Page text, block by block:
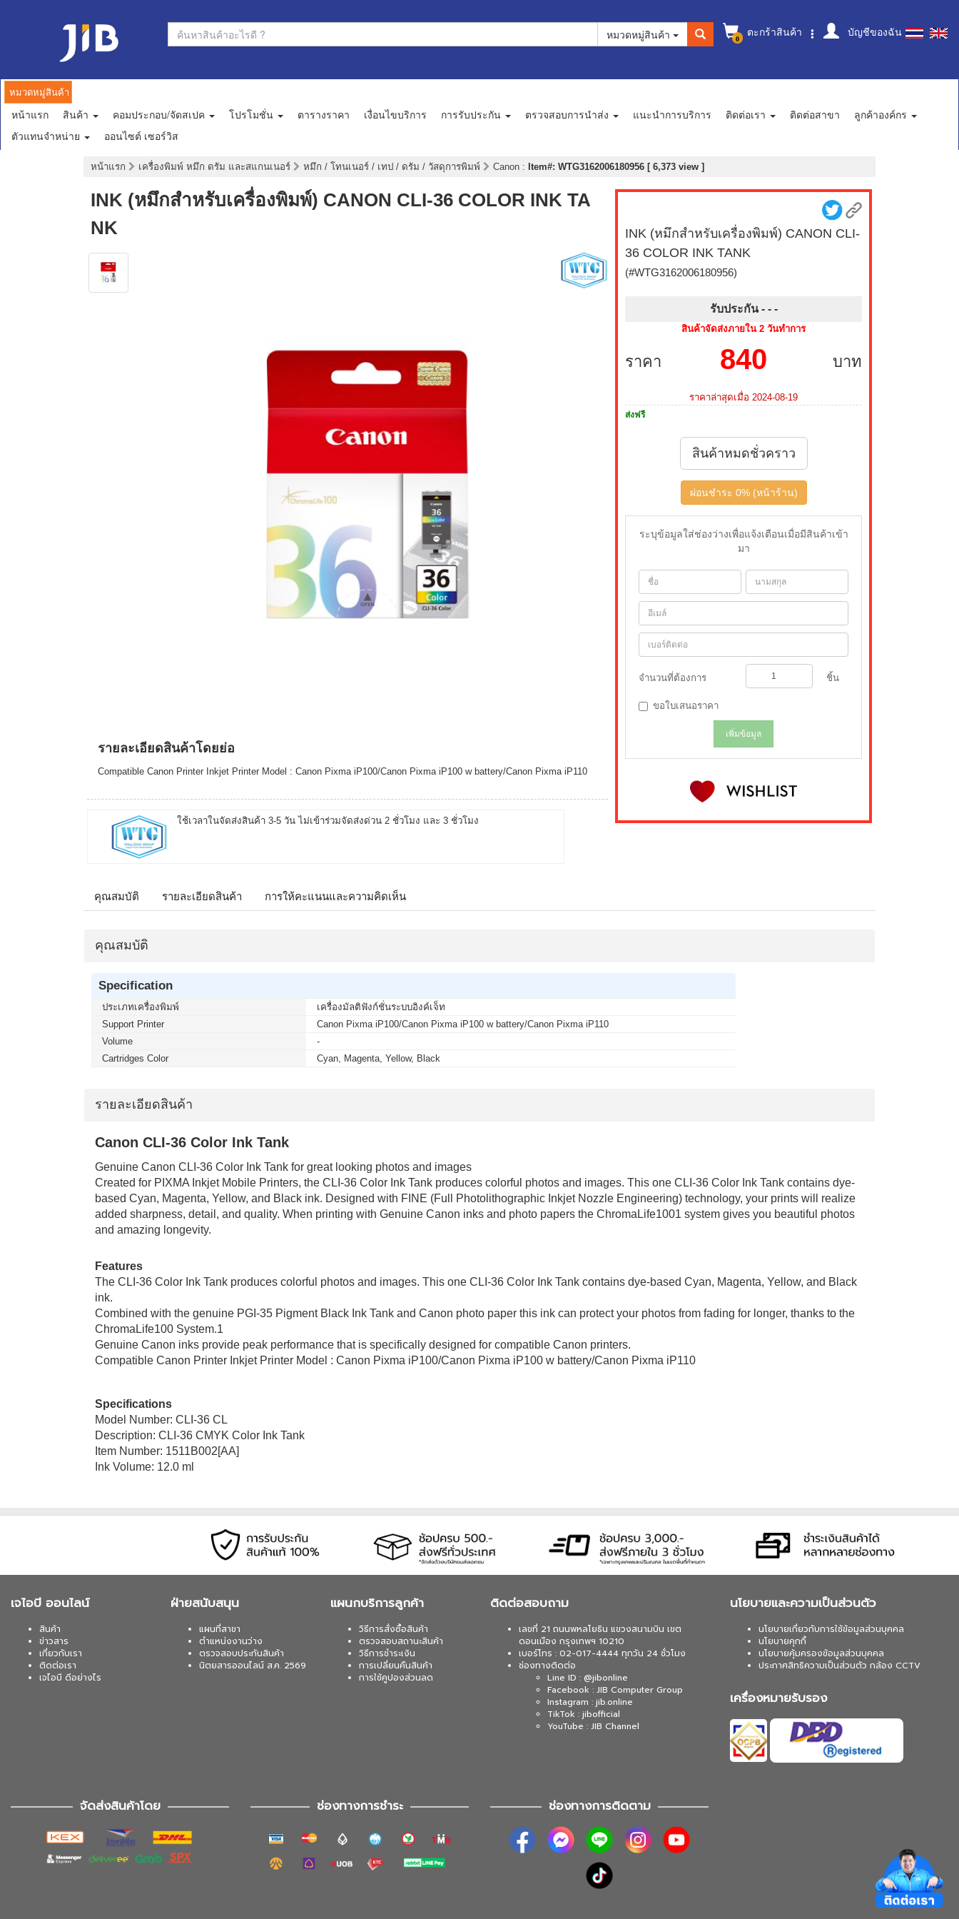
0 ตะกร้าสินค้า บัญชีของฉัน
หมวดหมู่สินค้า
หมวดหมู่สินค้า
หน้าแรก สินค้า คอมประกอบ/จัดสเปค โปรโมชั่น ตารางราคา เงื่อนไขบริการ การรับประกัน ตรวจสอบการนำส่ง แนะนำการบริการ ติดต่อเรา ติดต่อสาขา
ลูกค้าองค์กร
ตัวแทนจำหน่าย
ออนไซต์ เซอร์วิส
หน้าแรก เครื่องพิมพ์ หมึก ดรัม และสแกนเนอร์ หมึก / โทนเนอร์ / เทป / ดรัม / วัสดุการพิมพ์ Canon : Item#: WTG3162006180956 [ 6,373 view ]
INK (หมึกสำหรับเครื่องพิมพ์) CANON CLI-36 COLOR INK TA
NK
รายละเอียดสินค้าโดยย่อ
Compatible Canon Printer Inkjet Printer Model : Canon Pixma iP100/Canon Pixma iP100 w battery/Canon Pixma iP110
ใช้เวลาในจัดส่งสินค้า 3-5 วัน ไม่เข้าร่วมจัดส่งด่วน 2 ชั่วโมง และ 3 ชั่วโมง
INK (หมึกสำหรับเครื่องพิมพ์) CANON CLI-
36 COLOR INK TANK
(#WTG3162006180956)
รับประกัน - - -
สินค้าจัดส่งภายใน 2 วันทำการ
ราคา บาท
840
ราคาล่าสุดเมื่อ 2024-08-19
ส่งฟรี
สินค้าหมดชั่วคราว
ผ่อนชำระ 0% (หน้าร้าน)
ระบุข้อมูลใส่ช่องว่างเพื่อแจ้งเตือนเมื่อมีสินค้าเข้า
มา
จำนวนที่ต้องการ ชิ้น
ขอใบเสนอราคา
เพิ่มข้อมูล
คุณสมบัติ รายละเอียดสินค้า การให้คะแนนและความคิดเห็น
คุณสมบัติ
Specification
ประเภทเครื่องพิมพ์
เครื่องมัลติฟังก์ชั่นระบบอิงค์เจ็ท
Support Printer
Canon Pixma iP100/Canon Pixma iP100 w battery/Canon Pixma iP110
Volume
-
Cartridges Color
Cyan, Magenta, Yellow, Black
รายละเอียดสินค้า
Canon CLI-36 Color Ink Tank
Genuine Canon CLI-36 Color Ink Tank for great looking photos and images
Created for PIXMA Inkjet Mobile Printers, the CLI-36 Color Ink Tank produces colorful photos and images. This one CLI-36 Color Ink Tank contains dye-
based Cyan, Magenta, Yellow, and Black ink. Designed with FINE (Full Photolithographic Inkjet Nozzle Engineering) technology, your prints will realize
added sharpness, detail, and quality. When printing with Genuine Canon inks and photo papers the ChromaLife1001 system gives you beautiful photos
and amazing longevity.
Features
The CLI-36 Color Ink Tank produces colorful photos and images. This one CLI-36 Color Ink Tank contains dye-based Cyan, Magenta, Yellow, and Black
ink.
Combined with the genuine PGI-35 Pigment Black Ink Tank and Canon photo paper this ink can protect your photos from fading for longer, thanks to the
ChromaLife100 System.1
Genuine Canon inks provide peak performance that is specifically designed for compatible Canon printers.
Compatible Canon Printer Inkjet Printer Model : Canon Pixma iP100/Canon Pixma iP100 w battery/Canon Pixma iP110
Specifications
Model Number: CLI-36 CL
Description: CLI-36 CMYK Color Ink Tank
Item Number: 1511B002[AA]
Ink Volume: 12.0 ml
เจไอบี ออนไลน์
สินค้า
ข่าวสาร
เกี่ยวกับเรา
ติดต่อเรา
เจไอบี ดีอย่างไร
ฝ่ายสนับสนุน
แผนที่สาขา
ตำแหน่งงานว่าง
ตรวจสอบประกันสินค้า
นิตยสารออนไลน์ ส.ค. 2569
แผนกบริการลูกค้า
วิธีการสั่งซื้อสินค้า
ตรวจสอบสถานะสินค้า
วิธีการชำระเงิน
การเปลี่ยนคืนสินค้า
การใช้คูปองส่วนลด
ติดต่อสอบถาม
เลขที่ 21 ถนนพหลโยธิน แขวงสนามบิน เขต
ดอนเมือง กรุงเทพฯ 10210
เบอร์โทร : 02-017-4444 ทุกวัน 24 ชั่วโมง
ช่องทางติดต่อ
Line ID : @jibonline
Facebook : JIB Computer Group
Instagram : jib.online
TikTok : jibofficial
YouTube : JIB Channel
นโยบายและความเป็นส่วนตัว
นโยบายเกี่ยวกับการใช้ข้อมูลส่วนบุคคล
นโยบายคุกกี้
นโยบายคุ้มครองข้อมูลส่วนบุคคล
ประกาศสิทธิความเป็นส่วนตัว กล้อง CCTV
เครื่องหมายรับรอง
จัดส่งสินค้าโดย ช่องทางการชำระ ช่องทางการติดตาม